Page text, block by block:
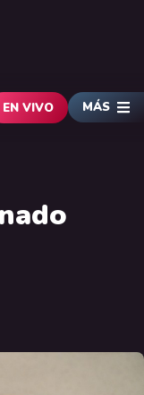
EN VIVO MÁS